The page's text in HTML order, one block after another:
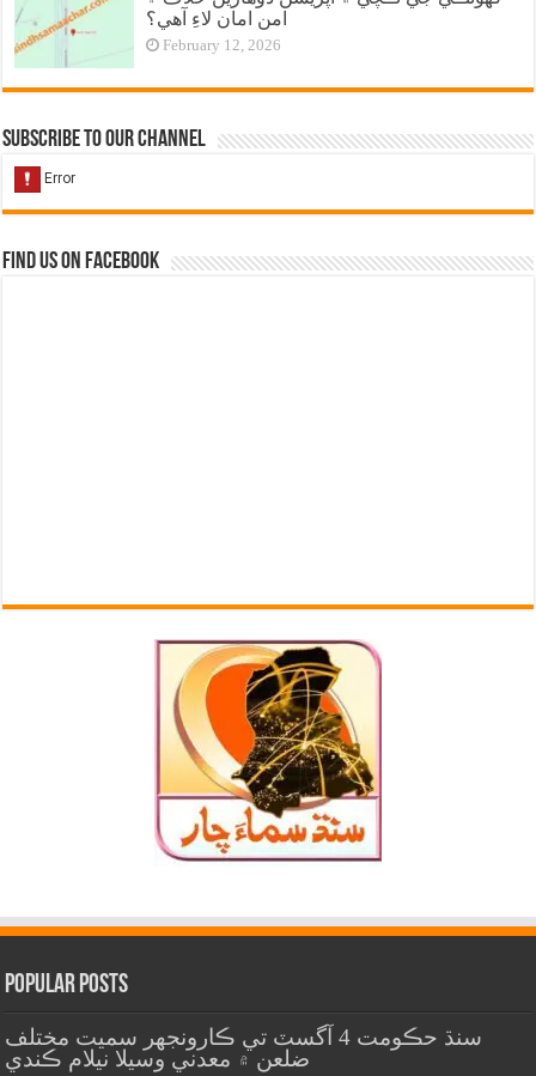
امن امان لاءِ آهي؟
February 12, 2026
Subscribe to our Channel
Find us on Facebook
Popular Posts
سنڌ حڪومت 4 آگسٽ تي ڪارونجهر سميت مختلف
ضلعن ۾ معدني وسيلا نيلام ڪندي